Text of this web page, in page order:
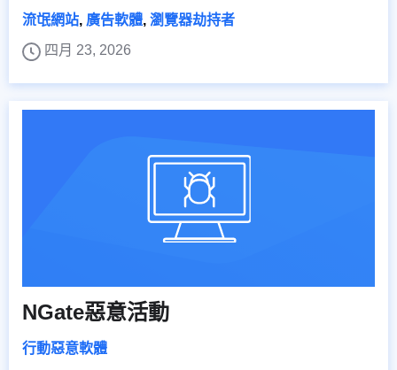
流氓網站, 廣告軟體, 瀏覽器劫持者
四月 23, 2026
NGate惡意活動
行動惡意軟體